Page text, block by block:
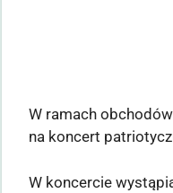
W ramach
na koncert
W koncercie